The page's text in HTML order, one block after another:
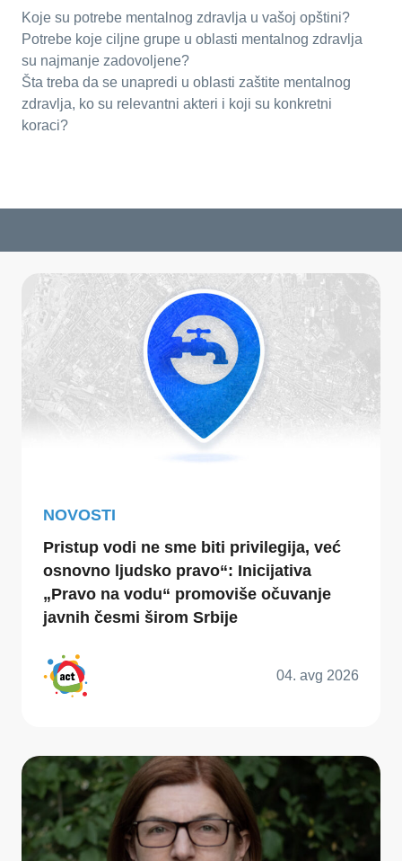
Koje su potrebe mentalnog zdravlja u vašoj opštini?
Potrebe koje ciljne grupe u oblasti mentalnog zdravlja
su najmanje zadovoljene?
Šta treba da se unapredi u oblasti zaštite mentalnog
zdravlja, ko su relevantni akteri i koji su konkretni
koraci?
NOVOSTI
Pristup vodi ne sme biti privilegija, već
osnovno ljudsko pravo“: Inicijativa
„Pravo na vodu“ promoviše očuvanje
javnih česmi širom Srbije
04. avg 2026